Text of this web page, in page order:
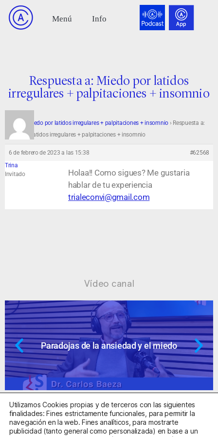
Respuesta a: Miedo por latidos
irregulares + palpitaciones + insomnio
Foro › Miedo por latidos irregulares + palpitaciones + insomnio › Respuesta a:
Miedo por latidos irregulares + palpitaciones + insomnio
6 de febrero de 2023 a las 15:38
#62568
Trina
Invitado
Holaa!! Como sigues? Me gustaria
hablar de tu experiencia
trialeconvi@gmail.com
Vídeo canal
Paradojas de la ansiedad y el miedo
Utilizamos Cookies propias y de terceros con las siguientes
finalidades: Fines estrictamente funcionales, para permitir la
navegación en la web. Fines analíticos, para mostrarte
publicidad (tanto general como personalizada) en base a un